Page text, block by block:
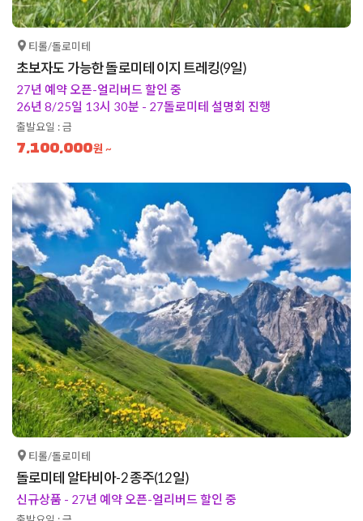
티롤/돌로미테
초보자도 가능한 돌로미테 이지 트레킹(9일)
27년 예약 오픈-얼리버드 할인 중
26년 8/25일 13시 30분 - 27돌로미테 설명회 진행
출발요일 : 금
7,100,000원 ~
티롤/돌로미테
돌로미테 알타비아-2 종주(12일)
신규상품 - 27년 예약 오픈-얼리버드 할인 중